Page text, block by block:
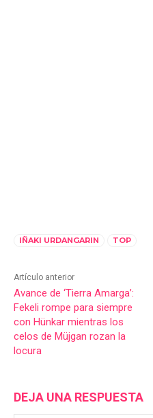
IÑAKI URDANGARIN TOP
Artículo anterior
Avance de ‘Tierra Amarga’:
Fekeli rompe para siempre
con Hünkar mientras los
celos de Müjgan rozan la
locura
DEJA UNA RESPUESTA